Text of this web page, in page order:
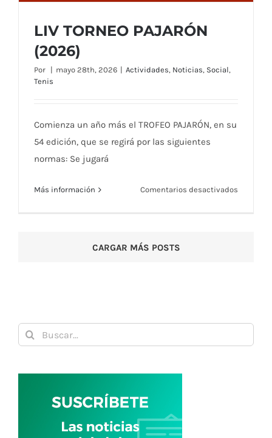
LIV TORNEO PAJARÓN
(2026)
Por | mayo 28th, 2026 | Actividades, Noticias, Social,
Tenis
Comienza un año más el TROFEO PAJARÓN, en su
54 edición, que se regirá por las siguientes
normas: Se jugará
Más información Comentarios desactivados
CARGAR MÁS POSTS
Buscar: